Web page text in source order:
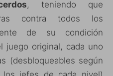
, teniendo que
contra todos los
de su condición
juego original, cada uno
(desbloqueables según